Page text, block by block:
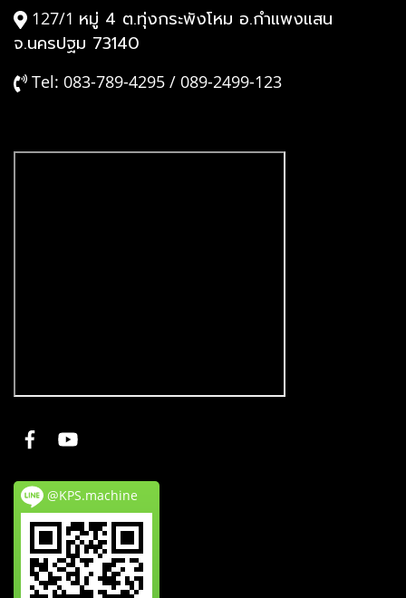
127/1 หมู่ 4 ต.ทุ่งกระพังโหม อ.กำแพงแสน
จ.นครปฐม 73140
Tel: 083-789-4295 / 089-2499-123
@KPS.machine